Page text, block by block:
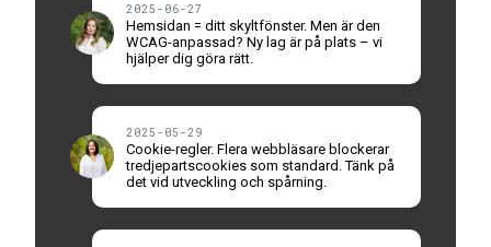
2025-06-27
Hemsidan = ditt skyltfönster. Men är den
WCAG-anpassad? Ny lag är på plats – vi
hjälper dig göra rätt.
2025-05-29
Cookie-regler. Flera webbläsare blockerar
tredjepartscookies som standard. Tänk på
det vid utveckling och spårning.